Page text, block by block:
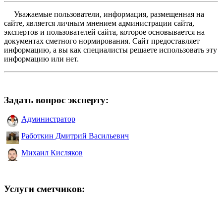
Уважаемые пользователи, информация, размещенная на
сайте, является личным мнением администрации сайта,
экспертов и пользователей сайта, которое основывается на
документах сметного нормирования. Сайт предоставляет
информацию, а вы как специалисты решаете использовать эту
информацию или нет.
Задать вопрос эксперту:
Администратор
Работкин Дмитрий Васильевич
Михаил Кисляков
Услуги сметчиков: